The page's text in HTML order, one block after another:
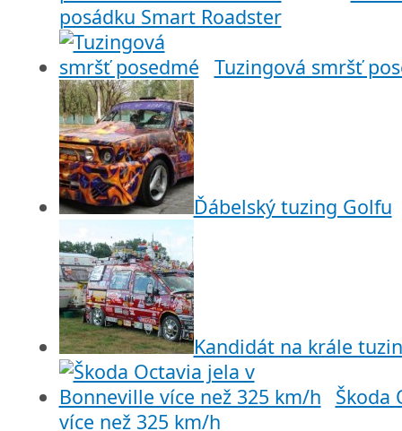
posádku Smart Roadster
Tuzingová smršť
Ďábelský tuzing Golfu
Kandidát na krále
Škoda
více než 325 km/h